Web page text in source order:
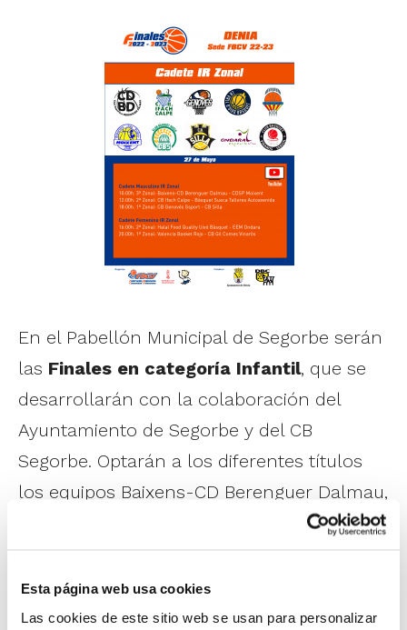
Esta página web usa cookies
Las cookies de este sitio web se usan para personalizar
En el Pabellón Municipal de Segorbe serán
las Finales en categoría Infantil, que se
desarrollarán con la colaboración del
Ayuntamiento de Segorbe y del CB
Segorbe. Optarán a los diferentes títulos
los equipos Baixens-CD Berenguer Dalmau,
San Pedro Pascual, Bàsquet Comenius,
Carpintería Dioni Uixó Bàsquet, Maristas
Valencia B, Sanus Psicología Uixó Bàsquet,